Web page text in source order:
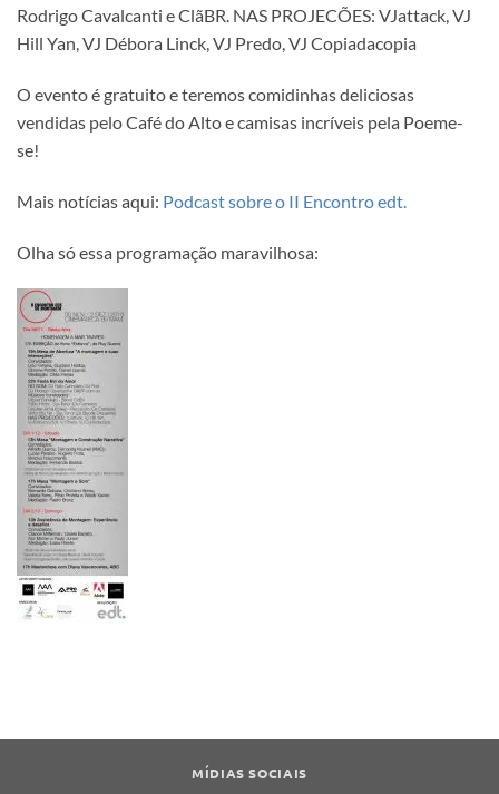
Rodrigo Cavalcanti e ClãBR. NAS PROJECÕES: VJattack, VJ
Hill Yan, VJ Débora Linck, VJ Predo, VJ Copiadacopia
O evento é gratuito e teremos comidinhas deliciosas
vendidas pelo Café do Alto e camisas incríveis pela Poeme-
se!
Mais notícias aqui: Podcast sobre o II Encontro edt.
Olha só essa programação maravilhosa:
MÍDIAS SOCIAIS